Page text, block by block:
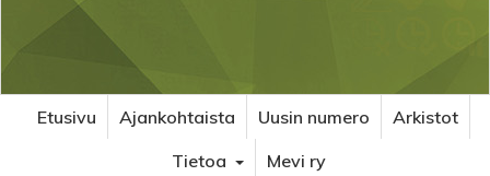
Etusivu Ajankohtaista Uusin numero
Arkistot
Tietoa
Mevi ry